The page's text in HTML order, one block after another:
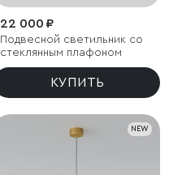
22 000 ₽
Подвесной светильник со
стеклянным плафоном
КУПИТЬ
NEW